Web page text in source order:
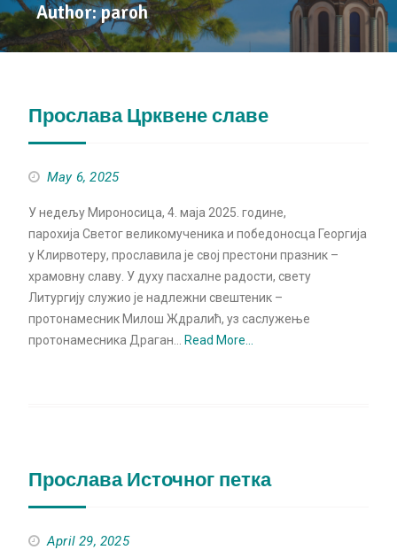
Author:paroh
Прослава Црквене славе
May 6, 2025
У недељу Мироносица, 4. маја 2025. године,
парохија Светог великомученика и победоносца Георгија
у Клирвотеру, прославила је свој престони празник –
храмовну славу. У духу пасхалне радости, свету
Литургију служио је надлежни свештеник –
протонамесник Милош Ждралић, уз саслужење
протонамесника Драган…
Read More…
Прослава Источног петка
April 29, 2025